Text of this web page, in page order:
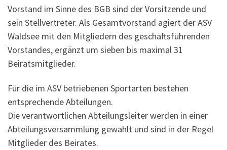
Vorstand im Sinne des BGB sind der Vorsitzende und
sein Stellvertreter. Als Gesamtvorstand agiert der ASV
Waldsee mit den Mitgliedern des geschäftsführenden
Vorstandes, ergänzt um sieben bis maximal 31
Beiratsmitglieder.
Für die im ASV betriebenen Sportarten bestehen
entsprechende Abteilungen.
Die verantwortlichen Abteilungsleiter werden in einer
Abteilungsversammlung gewählt und sind in der Regel
Mitglieder des Beirates.